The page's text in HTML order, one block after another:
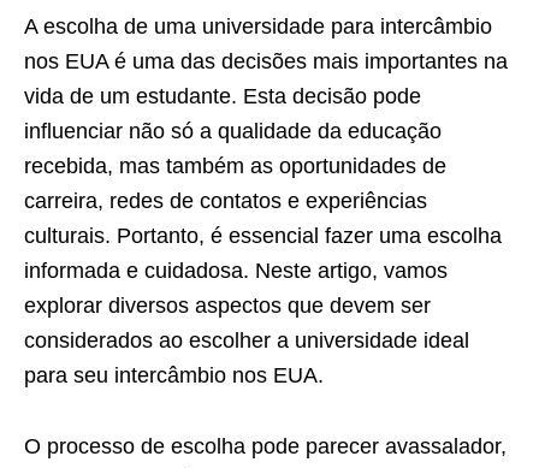
A escolha de uma universidade para intercâmbio
nos EUA é uma das decisões mais importantes na
vida de um estudante. Esta decisão pode
influenciar não só a qualidade da educação
recebida, mas também as oportunidades de
carreira, redes de contatos e experiências
culturais. Portanto, é essencial fazer uma escolha
informada e cuidadosa. Neste artigo, vamos
explorar diversos aspectos que devem ser
considerados ao escolher a universidade ideal
para seu intercâmbio nos EUA.
O processo de escolha pode parecer avassalador,